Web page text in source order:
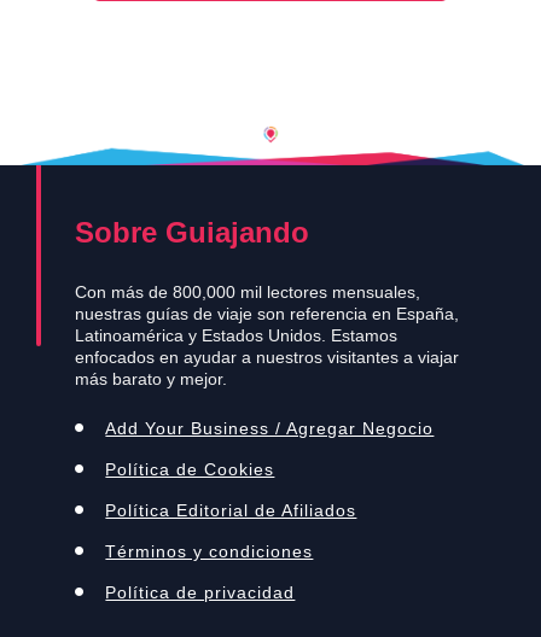
Sobre Guiajando
Con más de 800,000 mil lectores mensuales,
nuestras guías de viaje son referencia en España,
Latinoamérica y Estados Unidos. Estamos
enfocados en ayudar a nuestros visitantes a viajar
más barato y mejor.
Add Your Business / Agregar Negocio
Política de Cookies
Política Editorial de Afiliados
Términos y condiciones
Política de privacidad